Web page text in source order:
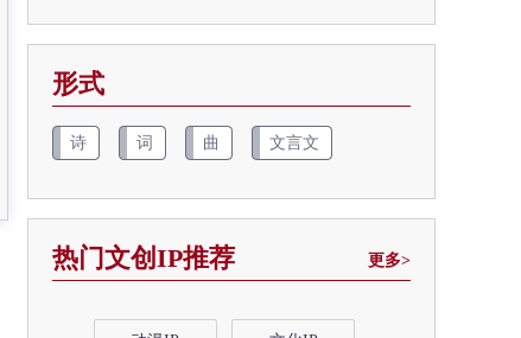
形式
诗 词 曲 文言文
热门文创IP推荐 更多>